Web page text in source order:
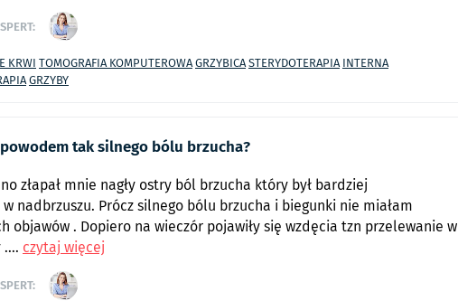
KRWI TOMOGRAFIA KOMPUTEROWAGRZYBICASTERYDOTERAPIA INTERNA
GRZYBY
tak silnego bólu brzucha?
złapał mnie nagły ostry ból brzucha który był bardziej
nadbrzuszu. Prócz silnego bólu brzucha i biegunki nie miałam
objawów . Dopiero na wieczór pojawiły się wzdęcia tzn przelewanie w
czytaj więcej